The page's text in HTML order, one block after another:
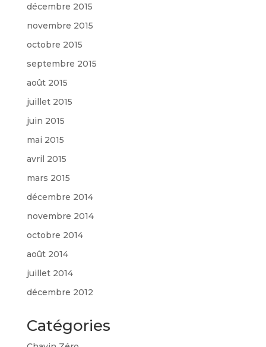
décembre 2015
novembre 2015
octobre 2015
septembre 2015
août 2015
juillet 2015
juin 2015
mai 2015
avril 2015
mars 2015
décembre 2014
novembre 2014
octobre 2014
août 2014
juillet 2014
décembre 2012
Catégories